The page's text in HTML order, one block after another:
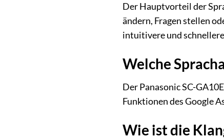
Der Hauptvorteil der
ändern, Fragen stellen
intuitivere und
Welche
Der Panasonic SC-
Funktionen des Google
Wie ist die